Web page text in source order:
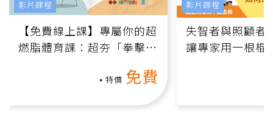
【免費線上課】專屬你的超
燃脂體育課：超夯「拳擊有
特價 免費
影片課程
失智者與照顧者
讓專家用一根棍
影片課程